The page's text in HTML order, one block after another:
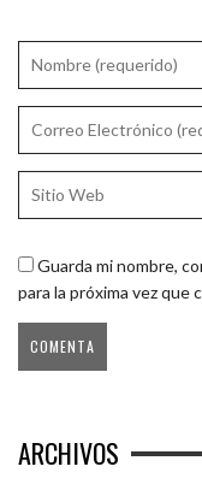
Guarda mi nombre,
para la próxima vez que
ARCHIVOS